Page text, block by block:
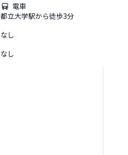
電車
都立大学駅から徒歩3分
なし
なし